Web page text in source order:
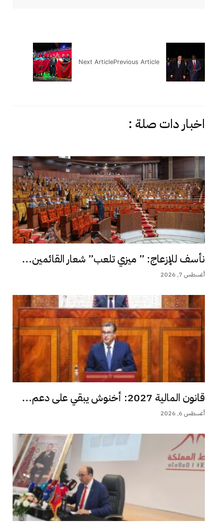
Previous Article
Next Article
اخبار دات صلة :
نأسف للإزعاج: ” ميزي تلعب” شعار القائمين...
أغسطس 7, 2026
قانون المالية 2027: أخنوش يبقي على دعم...
أغسطس 6, 2026